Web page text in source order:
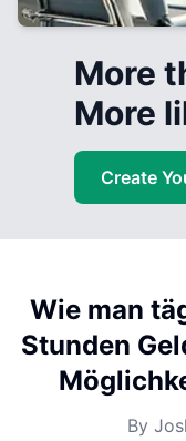
More
More
Create
Wie man
Stunden
By